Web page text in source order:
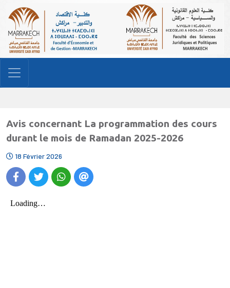
Avis concernant La programmation des cours
durant le mois de Ramadan 2025-2026
18 Février 2026